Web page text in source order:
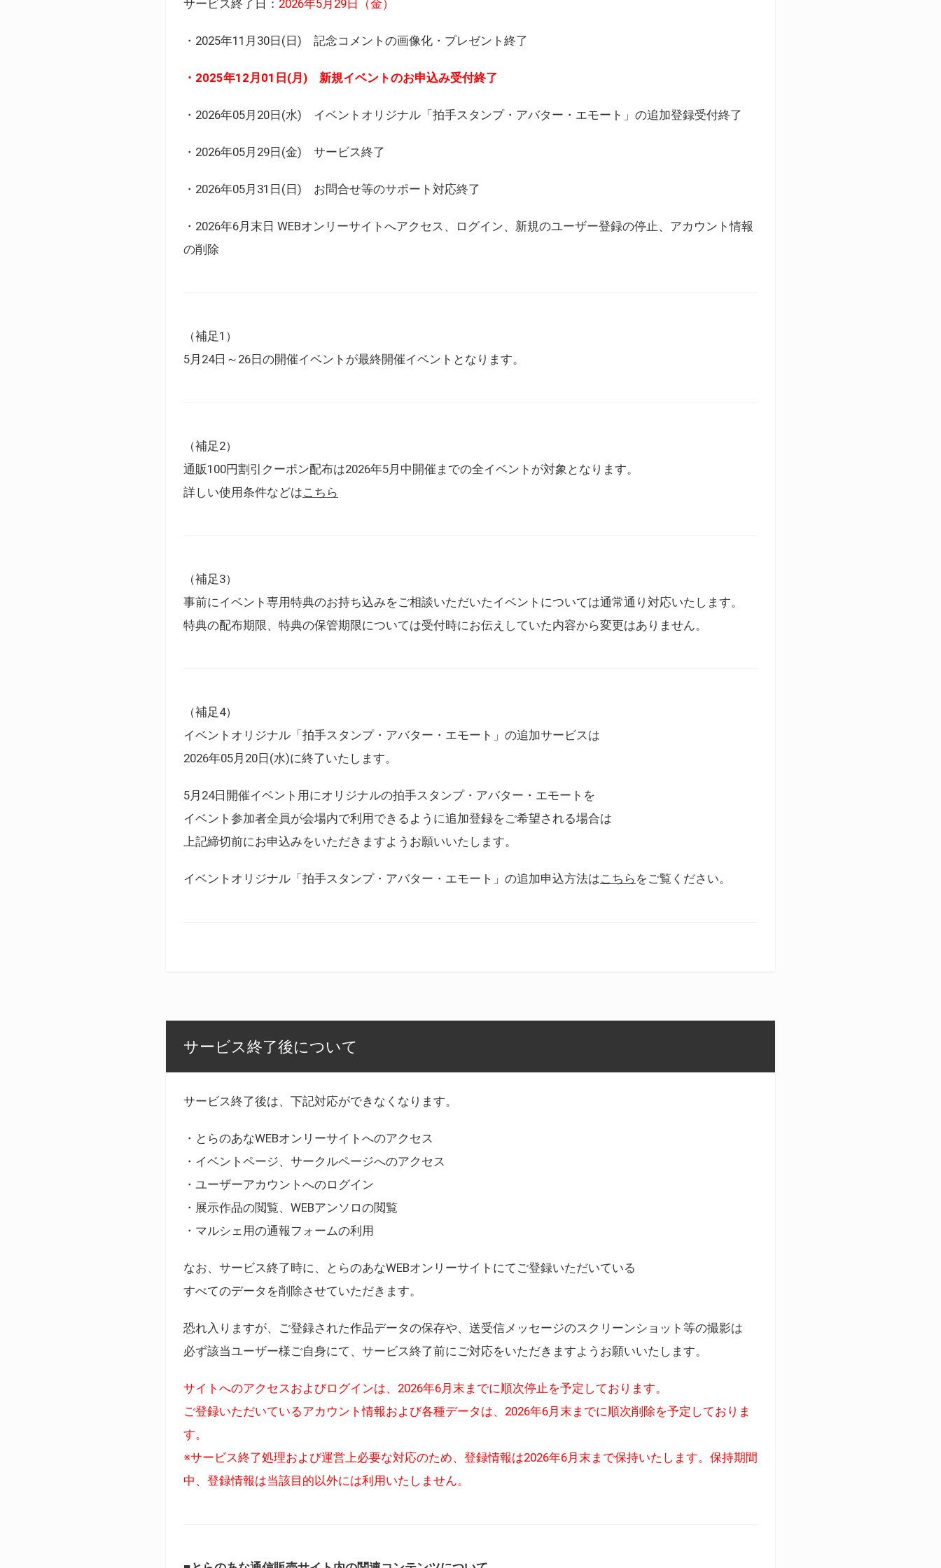
サービス終了日： 2026年5月29日（金）
・2025年11月30日(日) 記念コメントの画像化・プレゼント終了
・2025年12月01日(月) 新規イベントのお申込み受付終了
・2026年05月20日(水) イベントオリジナル「拍手スタンプ・アバター・エモート」の追加登録受付終了
・2026年05月29日(金) サービス終了
・2026年05月31日(日) お問合せ等のサポート対応終了
・2026年6月末日 WEBオンリーサイトへアクセス、ログイン、新規のユーザー登録の停止、アカウント情報
の削除
（補足1）
5月24日～26日の開催イベントが最終開催イベントとなります。
（補足2）
通販100円割引クーポン配布は2026年5月中開催までの全イベントが対象となります。
詳しい使用条件などはこちら
（補足3）
事前にイベント専用特典のお持ち込みをご相談いただいたイベントについては通常通り対応いたします。
特典の配布期限、特典の保管期限については受付時にお伝えしていた内容から変更はありません。
（補足4）
イベントオリジナル「拍手スタンプ・アバター・エモート」の追加サービスは
2026年05月20日(水)に終了いたします。
5月24日開催イベント用にオリジナルの拍手スタンプ・アバター・エモートを
イベント参加者全員が会場内で利用できるように追加登録をご希望される場合は
上記締切前にお申込みをいただきますようお願いいたします。
イベントオリジナル「拍手スタンプ・アバター・エモート」の追加申込方法はこちら をご覧ください。
サービス終了後について
サービス終了後は、下記対応ができなくなります。
・とらのあなWEBオンリーサイトへのアクセス
・イベントページ、サークルページへのアクセス
・ユーザーアカウントへのログイン
・展示作品の閲覧、WEBアンソロの閲覧
・マルシェ用の通報フォームの利用
なお、サービス終了時に、とらのあなWEBオンリーサイトにてご登録いただいている
すべてのデータを削除させていただきます。
恐れ入りますが、ご登録された作品データの保存や、送受信メッセージのスクリーンショット等の撮影は
必ず該当ユーザー様ご自身にて、サービス終了前にご対応をいただきますようお願いいたします。
サイトへのアクセスおよびログインは、2026年6月末までに順次停止を予定しております。
ご登録いただいているアカウント情報および各種データは、2026年6月末までに順次削除を予定しておりま
す。
※サービス終了処理および運営上必要な対応のため、登録情報は2026年6月末まで保持いたします。保持期間
中、登録情報は当該目的以外には利用いたしません。